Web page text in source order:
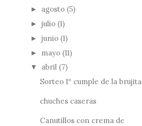
► agosto (5)
► julio (1)
► junio (1)
► mayo (11)
▼ abril (7)
Sorteo 1º cumple de la brujita
chuches caseras
Canutillos con crema de